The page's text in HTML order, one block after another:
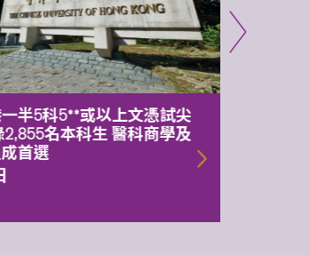
半5科5**或以上文憑試尖
名本科生 醫科商學及
首選